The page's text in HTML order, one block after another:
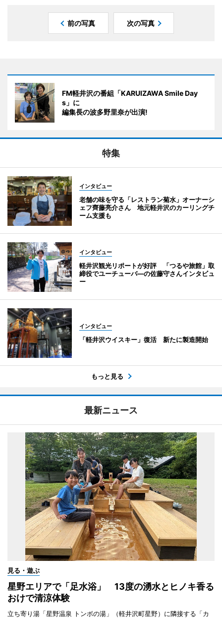
前の写真 次の写真
FM軽井沢の番組「KARUIZAWA Smile Day
s」に
編集長の波多野里奈が出演!
特集
インタビュー
老舗の味を守る「レストラン菊水」オーナーシ
ェフ齊藤亮介さん 地元軽井沢のカーリングチ
ーム支援も
インタビュー
軽井沢観光リポートが好評 「つるや旅館」取
締役でユーチューバ―の佐藤守さんインタビュ
ー
インタビュー
「軽井沢ウイスキー」復活 新たに製造開始
もっと見る
最新ニュース
見る・遊ぶ
星野エリアで「足水浴」 13度の湧水とヒノキ香る
おけで清涼体験
立ち寄り湯「星野温泉 トンボの湯」（軽井沢町星野）に隣接する「カ